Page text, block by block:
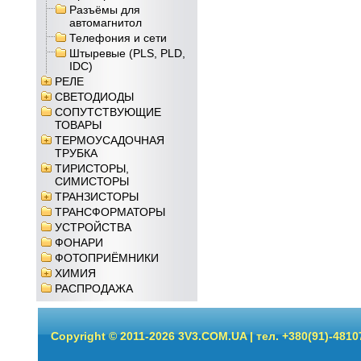
Разъёмы для
автомагнитол
Телефония и сети
Штыревые (PLS, PLD,
IDC)
РЕЛЕ
СВЕТОДИОДЫ
СОПУТСТВУЮЩИЕ
ТОВАРЫ
ТЕРМОУСАДОЧНАЯ
ТРУБКА
ТИРИСТОРЫ,
СИМИСТОРЫ
ТРАНЗИСТОРЫ
ТРАНСФОРМАТОРЫ
УСТРОЙСТВА
ФОНАРИ
ФОТОПРИЁМНИКИ
ХИМИЯ
РАСПРОДАЖА
Copyright © 2011-2026 3V3.COM.UA | тел. +380(91)-